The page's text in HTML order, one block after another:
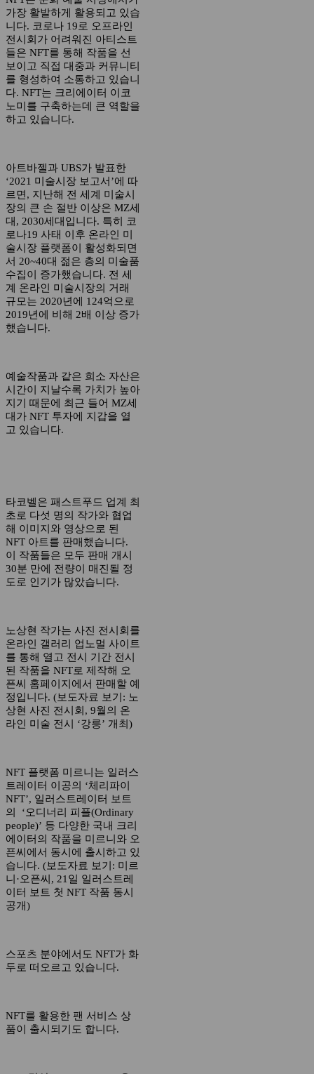
가장 활발하게 활용되고 있습
니다. 코로나 19로 오프라인
전시회가 어려워진 아티스트
들은 NFT를 통해 작품을 선
보이고 직접 대중과 커뮤니티
를 형성하여 소통하고 있습니
다. NFT는 크리에이터 이코
노미를 구축하는데 큰 역할을
하고 있습니다.
아트바젤과 UBS가 발표한
‘2021 미술시장 보고서’에 따
르면, 지난해 전 세계 미술시
장의 큰 손 절반 이상은 MZ세
대, 2030세대입니다. 특히 코
로나19 사태 이후 온라인 미
술시장 플랫폼이 활성화되면
서 20~40대 젊은 층의 미술품
수집이 증가했습니다. 전 세
계 온라인 미술시장의 거래
규모는 2020년에 124억으로
2019년에 비해 2배 이상 증가
했습니다.
예술작품과 같은 희소 자산은
시간이 지날수록 가치가 높아
지기 때문에 최근 들어 MZ세
대가 NFT 투자에 지갑을 열
고 있습니다.
타코벨은 패스트푸드 업계 최
초로 다섯 명의 작가와 협업
해 이미지와 영상으로 된
NFT 아트를 판매했습니다.
이 작품들은 모두 판매 개시
30분 만에 전량이 매진될 정
도로 인기가 많았습니다.
노상현 작가는 사진 전시회를
온라인 갤러리 업노멀 사이트
를 통해 열고 전시 기간 전시
된 작품을 NFT로 제작해 오
픈씨 홈페이지에서 판매할 예
정입니다. (보도자료 보기: 노
상현 사진 전시회, 9월의 온
라인 미술 전시 ‘강릉’ 개최)
NFT 플랫폼 미르니는 일러스
트레이터 이공의 ‘체리파이
NFT’, 일러스트레이터 보트
의 ‘오디너리 피플(Ordinary
people)’ 등 다양한 국내 크리
에이터의 작품을 미르니와 오
픈씨에서 동시에 출시하고 있
습니다. (보도자료 보기: 미르
니·오픈씨, 21일 일러스트레
이터 보트 첫 NFT 작품 동시
공개)
스포츠 분야에서도 NFT가 화
두로 떠오르고 있습니다.
NFT를 활용한 팬 서비스 상
품이 출시되기도 합니다.